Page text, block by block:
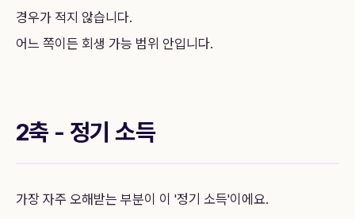
경우가 적지 않습니다.
어느 쪽이든 회생 가능 범위 안입니다.
2축 - 정기 소득
가장 자주 오해받는 부분이 이 '정기 소득'이에요.